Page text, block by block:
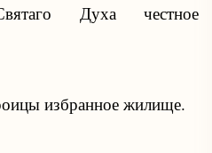
Духа честное
избранное жилище.